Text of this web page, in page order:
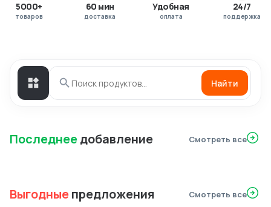
5000+
товаров
60 мин
доставка
Удобная
оплата
24/7
поддержка
Найти
Последнеедобавление Смотреть все
Выгодныепредложения Смотреть все